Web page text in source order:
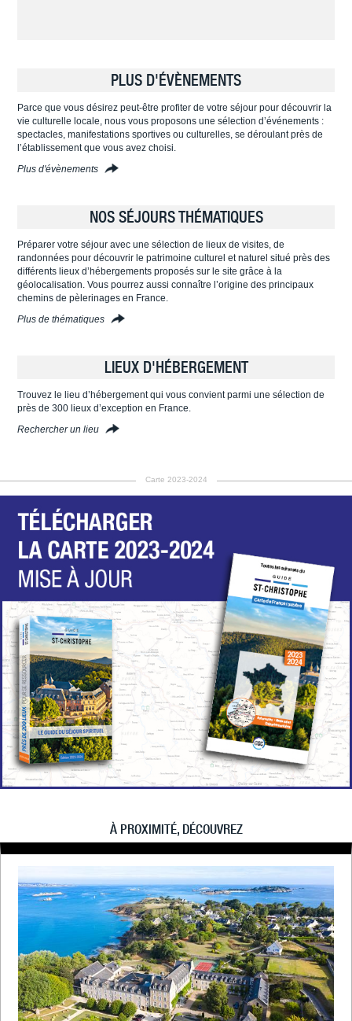
PLUS D'ÉVÈNEMENTS
Parce que vous désirez peut-être profiter de votre séjour pour découvrir la
vie culturelle locale, nous vous proposons une sélection d’événements :
spectacles, manifestations sportives ou culturelles, se déroulant près de
l’établissement que vous avez choisi.
Plus d'évènements
NOS SÉJOURS THÉMATIQUES
Préparer votre séjour avec une sélection de lieux de visites, de
randonnées pour découvrir le patrimoine culturel et naturel situé près des
différents lieux d’hébergements proposés sur le site grâce à la
géolocalisation. Vous pourrez aussi connaître l’origine des principaux
chemins de pèlerinages en France.
Plus de thématiques
LIEUX D'HÉBERGEMENT
Trouvez le lieu d’hébergement qui vous convient parmi une sélection de
près de 300 lieux d’exception en France.
Rechercher un lieu
Carte 2023-2024
À PROXIMITÉ, DÉCOUVREZ